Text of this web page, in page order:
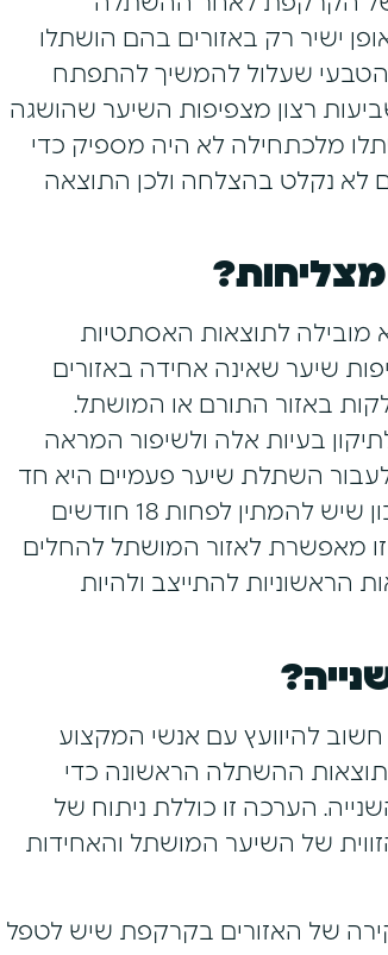
ישיר רק באזורים בהם הושתלו
הטבעי שעלול להמשיך להתפתח
רצון מצפיפות השיער שהושגה
מלכתחילה לא היה מספיק כדי
לא נקלט בהצלחה ולכן התוצאה
לתוצאות האסתטיות
שיער שאינה אחידה באזורים
באזור התורם או המושתל.
בעיות אלה ולשיפור המראה
השתלת שיער פעמיים היא חד
משמעית כן, גם במקרים כאלו. חשוב לקחת בחשבון שיש להמתין לפחות 18 חודשים
מאפשרת לאזור המושתל להחלים
הראשוניות להתייצב ולהיות
להיוועץ עם אנשי המקצוע
ההשתלה הראשונה כדי
הערכה זו כוללת ניתוח של
של השיער המושתל והאחידות
של האזורים בקרקפת שיש לטפל